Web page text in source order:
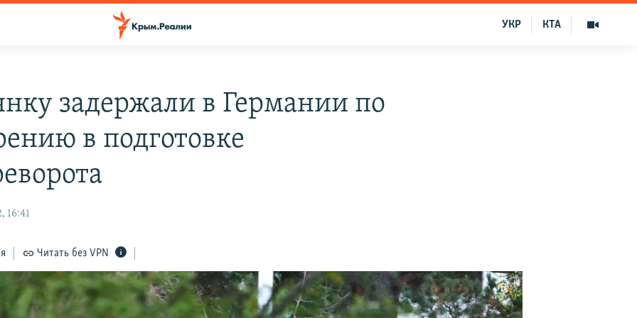
КТА
УКР
задержали в Германии по
в подготовке
16:41
Читать без VPN